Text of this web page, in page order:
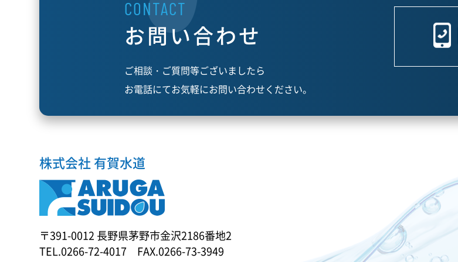
CONTACT
お問い合わせ
ご相談・ご質問等ございましたら
お電話にてお気軽にお問い合わせください。
株式会社 有賀水道
〒391-0012 長野県茅野市金沢2186番地2
TEL.0266-72-4017 FAX.0266-73-3949